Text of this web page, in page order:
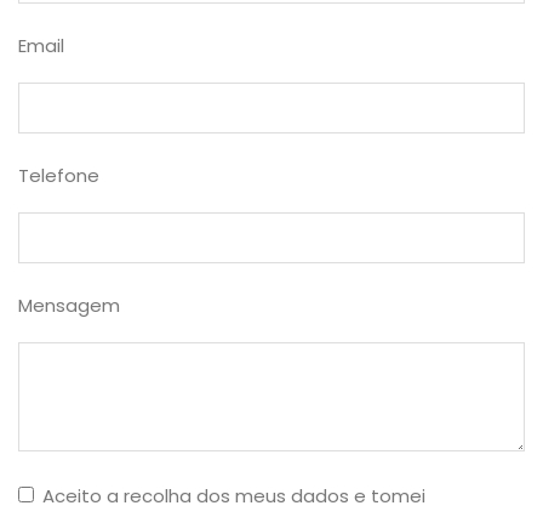
Email
Telefone
Mensagem
Aceito a recolha dos meus dados e tomei